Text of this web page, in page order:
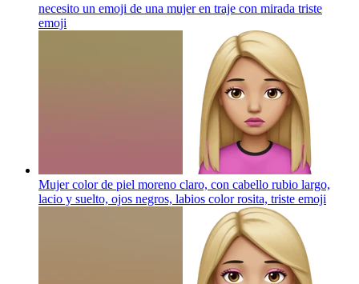
necesito un emoji de una mujer en traje con mirada triste
emoji
Mujer color de piel moreno claro, con cabello rubio largo,
lacio y suelto, ojos negros, labios color rosita, triste emoji